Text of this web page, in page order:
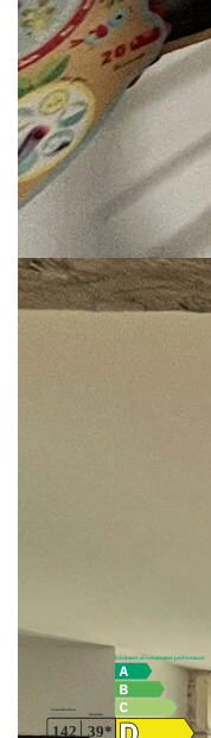
chambres d'hôtes,
verdoyant où chacun
Caractéristiques
- Taxe foncière : 1715 €
- DPE : D (147 kWh/
- Mode de chauffage :
- Mode de distribution
Pour plus